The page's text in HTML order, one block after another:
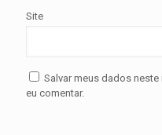
Site
Salvar meus dados
eu comentar.